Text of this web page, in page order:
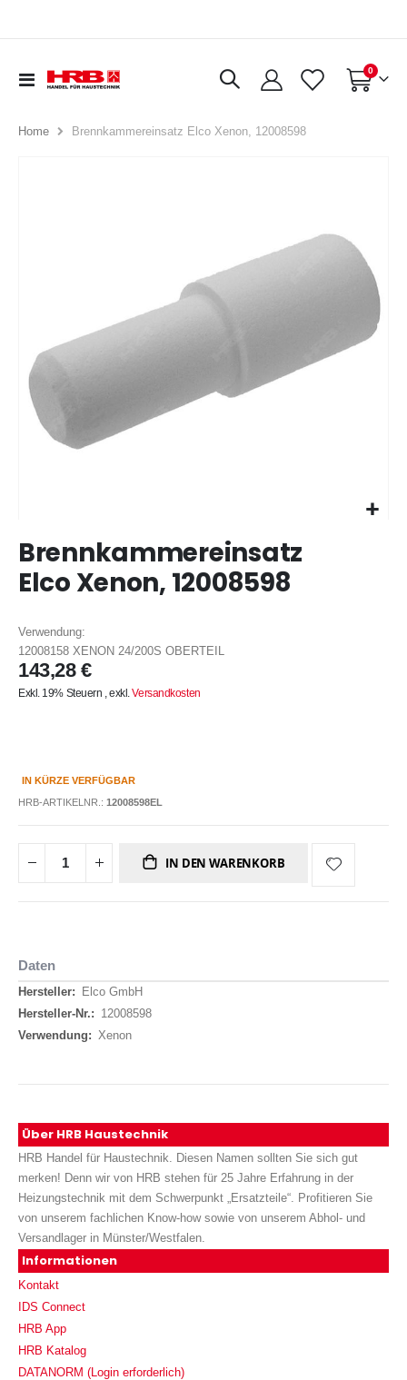
Navigation
Warenkorb
0Artikel
Home Brennkammereinsatz Elco Xenon, 12008598
Anfang
Bildergalerie
Brennkammereinsatz
Elco Xenon, 12008598
Verwendung:
12008158 XENON 24/200S OBERTEIL
143,28 €
Exkl. 19% Steuern ,exkl.Versandkosten
IN KÜRZE VERFÜGBAR
HRB-ARTIKELNR.: 12008598EL
IN DEN WARENKORB
Daten
Daten
Elco GmbH
12008598
Xenon
Über HRB Haustechnik
HRB Handel für Haustechnik. Diesen Namen sollten Sie sich gut
merken! Denn wir von HRB stehen für 25 Jahre Erfahrung in der
Heizungstechnik mit dem Schwerpunkt „Ersatzteile“. Profitieren Sie
von unserem fachlichen Know-how sowie von unserem Abhol- und
Versandlager in Münster/Westfalen.
Informationen
Kontakt
IDS Connect
HRB App
HRB Katalog
DATANORM (Login erforderlich)